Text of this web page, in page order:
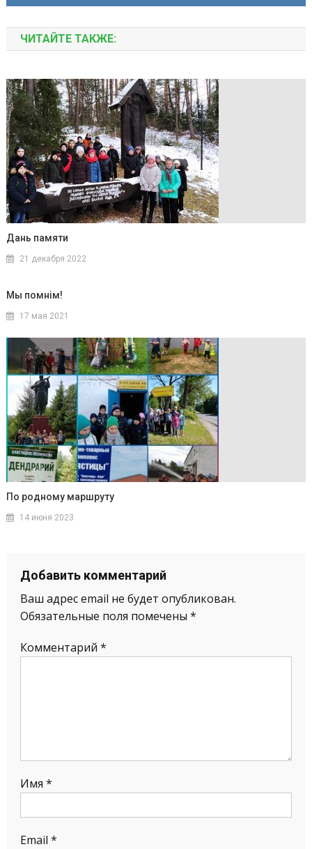
ЧИТАЙТЕ ТАКЖЕ:
Дань памяти
21 декабря 2022
Мы помнім!
17 мая 2021
По родному маршруту
14 июня 2023
Добавить комментарий
Ваш адрес email не будет опубликован.
Обязательные поля помечены *
Комментарий *
Имя *
Email *